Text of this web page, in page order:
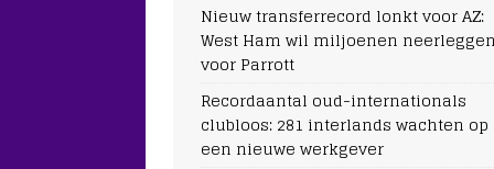
Nieuw transferrecord lonkt voor AZ:
West Ham wil miljoenen neerleggen
voor Parrott
Recordaantal oud-internationals
clubloos: 281 interlands wachten op
een nieuwe werkgever